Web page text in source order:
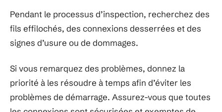
Pendant le processus d’inspection, recherchez des
fils effilochés, des connexions desserrées et des
signes d’usure ou de dommages.
Si vous remarquez des problèmes, donnez la
priorité à les résoudre à temps afin d’éviter les
problèmes de démarrage. Assurez-vous que toutes